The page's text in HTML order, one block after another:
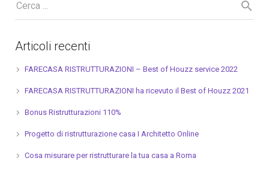
Articoli recenti
FARECASA RISTRUTTURAZIONI – Best of Houzz service 2022
FARECASA RISTRUTTURAZIONI ha ricevuto il Best of Houzz 2021
Bonus Ristrutturazioni 110%
Progetto di ristrutturazione casa I Architetto Online
Cosa misurare per ristrutturare la tua casa a Roma